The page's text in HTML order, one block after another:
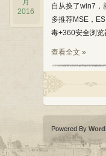
月
2016
自从换了win7，
多推荐MSE，
毒+360安全浏览
查看全文 »
Powered By